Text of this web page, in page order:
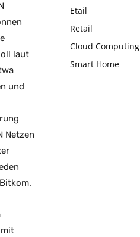
laut
und
Netzen
Etail
Retail
Cloud Computing
Smart Home